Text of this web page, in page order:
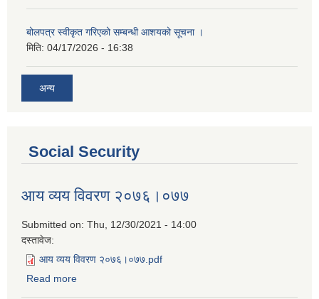
बोलपत्र स्वीकृत गरिएको सम्बन्धी आशयको सूचना ।
मिति: 04/17/2026 - 16:38
अन्य
Social Security
आय व्यय विवरण २०७६।०७७
Submitted on: Thu, 12/30/2021 - 14:00
दस्तावेज:
आय व्यय विवरण २०७६।०७७.pdf
Read more